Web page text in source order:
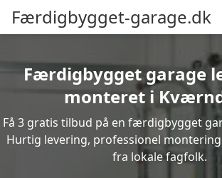
Færdigbygget-garage.dk
Færdigbygget garage
monteret i
Få 3 gratis tilbud på en færdigbygget
Hurtig levering, professionel
fra lokale fagfolk.